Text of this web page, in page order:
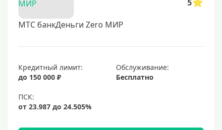
5
МТС банкДеньги Zero МИР
Кредитный лимит:
до 150 000 ₽
Обслуживание:
Бесплатно